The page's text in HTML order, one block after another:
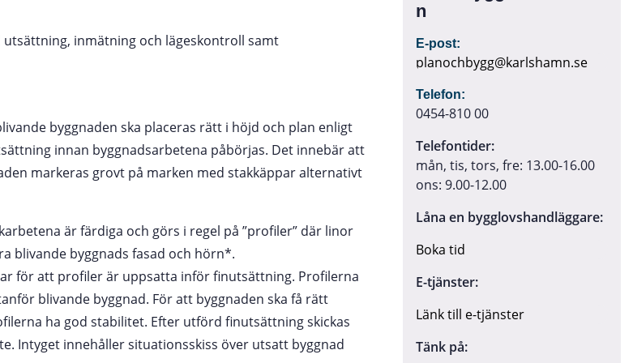
inmätning och lägeskontroll samt
byggnaden ska placeras rätt i höjd och plan enligt
innan byggnadsarbetena påbörjas. Det innebär att
markeras grovt på marken med stakkäppar alternativt
är färdiga och görs i regel på ”profiler” där linor
blivande byggnads fasad och hörn*.
för att profiler är uppsatta inför finutsättning. Profilerna
blivande byggnad. För att byggnaden ska få rätt
ha god stabilitet. Efter utförd finutsättning skickas
Intyget innehåller situationsskiss över utsatt byggnad
n
E-post:
planochbygg@karlshamn.se
Telefon:
0454-810 00
Telefontider:
mån, tis, tors, fre: 13.00-16.00
ons: 9.00-12.00
Låna en bygglovshandläggare:
Boka tid
E-tjänster:
Länk till e-tjänster
Tänk på: